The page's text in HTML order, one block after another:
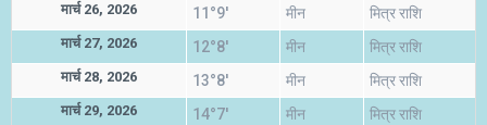
मार्च 26, 2026 11°9' मीन मित्र राशि
मार्च 27, 2026 12°8' मीन मित्र राशि
मार्च 28, 2026 13°8' मीन मित्र राशि
मार्च 29, 2026 14°7' मीन मित्र राशि